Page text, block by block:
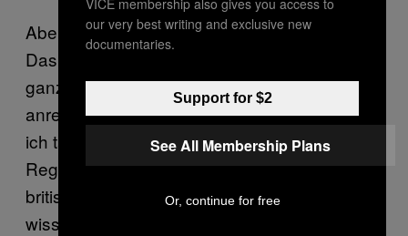
Aber wie gesagt, es ist ein ideales Szenario.
Das war die einzige Art, auf die ich diese
ganzen Spekulationen mit etwas Authentizität
anreichern konnte. Das konnte ich nur, indem
ich tatsächliche Entscheidungsträger,
Regierungsvertreter—in diesem Fall der
britischen Regierung—und Menschen, die
wissen, wie man sich an die Öffentlichkeit
our very best writing and exclusive new
documentaries.
Support for $2
See All Membership Plans
Or, continue for free